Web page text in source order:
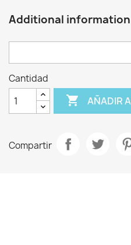
grande
Additional information
Cantidad
 AÑADIR
Compartir